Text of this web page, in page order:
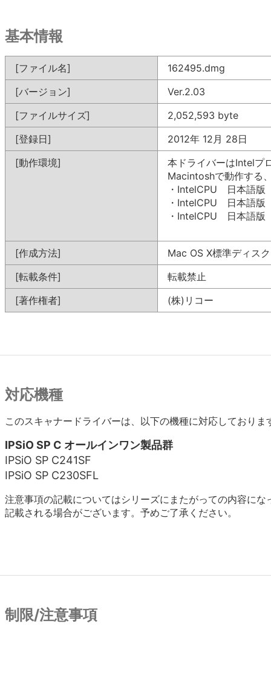
基本情報
[ファイル名]
162495.dmg
[バージョン]
Ver.2.03
[ファイルサイズ]
2,052,593 byte
[登録日]
2012年 12月 28日
[動作環境]
本ドライバーはIntelプ
Macintoshで動作する
・IntelCPU 日本語
・IntelCPU 日本語
・IntelCPU 日本語
[作成方法]
Mac OS X標準ディス
[転載条件]
転載禁止
[著作権者]
(株)リコー
対応機種
このスキャナードライバーは、以下の機種に対応しておりま
IPSiO SP C オールインワン製品群
IPSiO SP C241SF
IPSiO SP C230SFL
注意事項の記載についてはシリーズにまたがっての内容に
記載される場合がございます。予めご了承ください。
制限/注意事項